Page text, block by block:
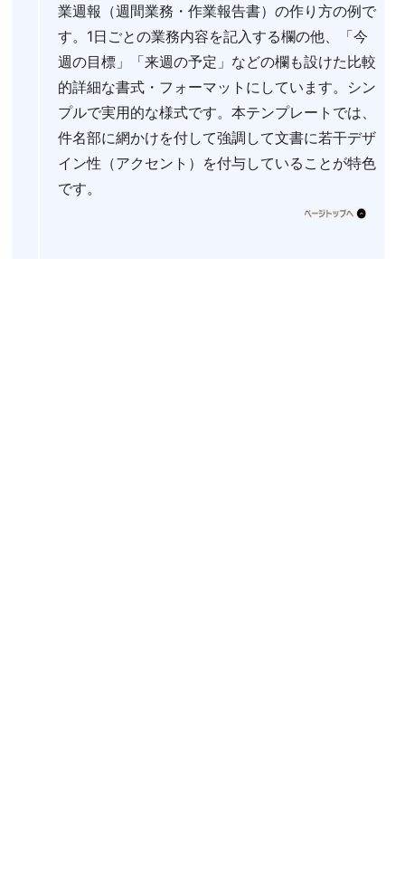
業週報（週間業務・作業報告書）の作り方の例で
す。1日ごとの業務内容を記入する欄の他、「今
週の目標」「来週の予定」などの欄も設けた比較
的詳細な書式・フォーマットにしています。シン
プルで実用的な様式です。本テンプレートでは、
件名部に網かけを付して強調して文書に若干デザ
イン性（アクセント）を付与していることが特色
です。